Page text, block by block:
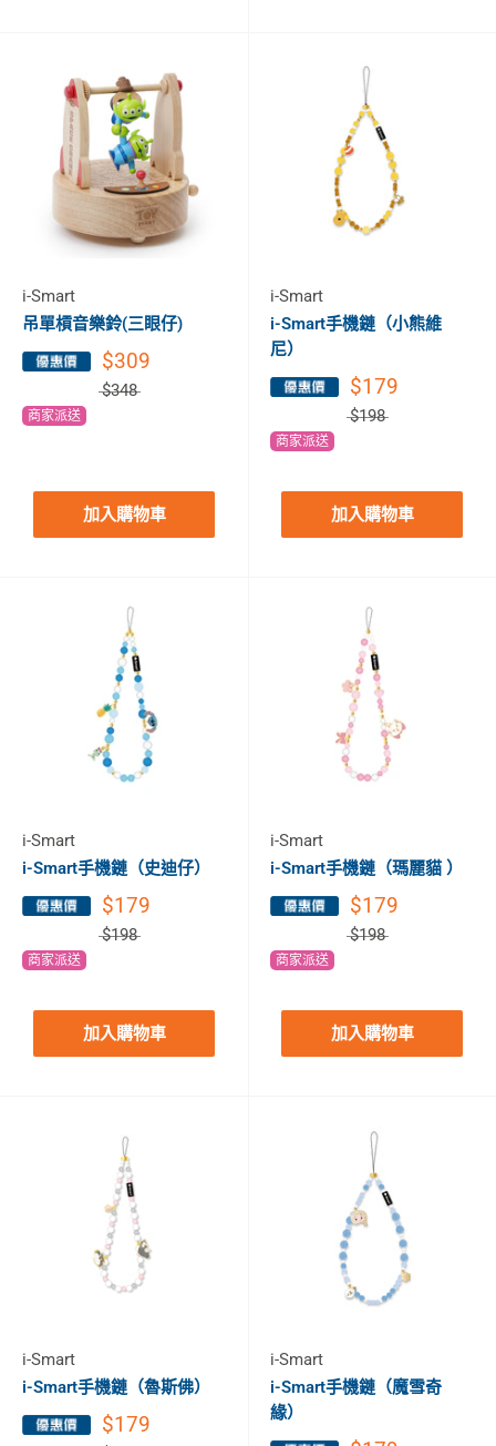
i-Smart
吊單槓音樂鈴(三眼仔)
$309
$348
商家派送
加入購物車
i-Smart
i-Smart手機鏈（小熊維
尼）
$179
$198
商家派送
加入購物車
i-Smart
i-Smart手機鏈（史迪仔）
$179
$198
商家派送
加入購物車
i-Smart
i-Smart手機鏈（瑪麗貓 ）
$179
$198
商家派送
加入購物車
i-Smart
i-Smart手機鏈（魯斯佛）
$179
i-Smart
i-Smart手機鏈（魔雪奇
緣）